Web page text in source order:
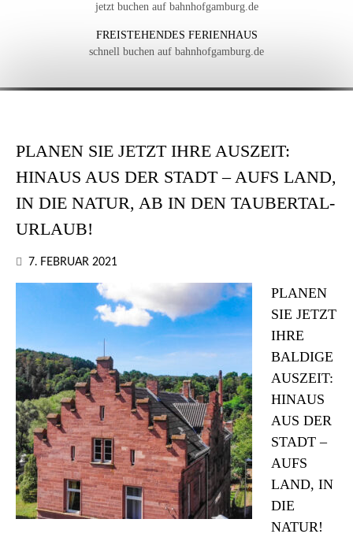
jetzt buchen auf bahnhofgamburg.de
FREISTEHENDES FERIENHAUS
schnell buchen auf bahnhofgamburg.de
PLANEN SIE JETZT IHRE AUSZEIT:
HINAUS AUS DER STADT – AUFS LAND,
IN DIE NATUR, AB IN DEN TAUBERTAL-
URLAUB!
7. FEBRUAR 2021
PLANEN
SIE JETZT
IHRE
BALDIGE
AUSZEIT:
HINAUS
AUS DER
STADT –
AUFS
LAND, IN
DIE
NATUR!